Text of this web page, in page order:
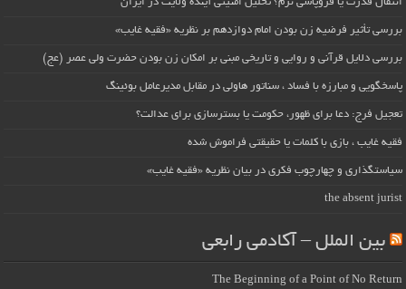
بررسی تأثیر فرضیه زن بودن امام دوازدهم بر نظریه «فقیه غایب»
بررسی دلایل قرآنی و روایی و تاریخی مبنی بر امکان زن بودن حضرت ولی عصر (عج)
پاسخگویی و مبارزه با فساد ، سناتور هاولی در مقابل مدیرعامل بوئینگ
تعجیل فرج: دعا برای ظهور، حکومت یا بسترسازی برای عدالت؟
فقیه غایب ، بازی با کلمات یا حقیقتی فراموش شده
سیاستگذاری و چهارچوب فکری در بیان نظریه «فقیه غایب»
the absent jurist
بین الملل – آکادمی رابعی
The Beginning of a Point of No Return